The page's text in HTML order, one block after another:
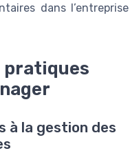
dans l’entreprise
pratiques
à la gestion des